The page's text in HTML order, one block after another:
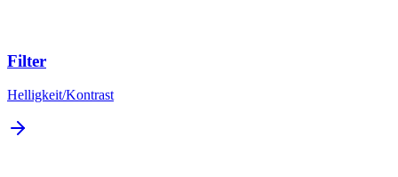
Filter
Helligkeit/Kontrast